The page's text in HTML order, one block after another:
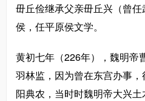
毌丘俭继承父亲毌丘兴（曾
侯，任平原侯文学。
黄初七年（226年），魏明帝
羽林监，因为曾在东宫办事
阳典农，当时时魏明帝大兴